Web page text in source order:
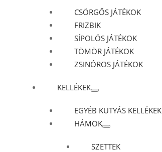
CSÖRGŐS JÁTÉKOK
FRIZBIK
SÍPOLÓS JÁTÉKOK
TÖMÖR JÁTÉKOK
ZSINÓROS JÁTÉKOK
KELLÉKEK
EGYÉB KUTYÁS KELLÉKEK
HÁMOK
SZETTEK